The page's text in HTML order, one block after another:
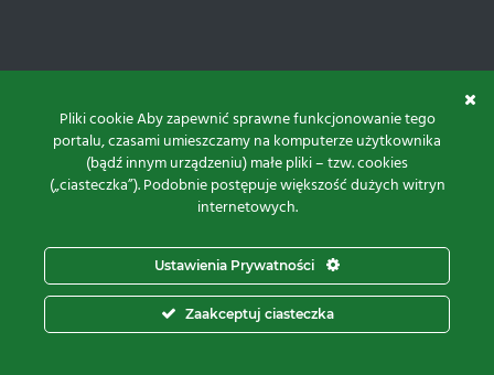
Projekt i realizacja:
© 2026 Proxima Electronics
Pliki cookie Aby zapewnić sprawne funkcjonowanie tego
portalu, czasami umieszczamy na komputerze użytkownika
(bądź innym urządzeniu) małe pliki – tzw. cookies
(„ciasteczka”). Podobnie postępuje większość dużych witryn
internetowych.
Zaakceptuj ciasteczka
Ustawienia Prywatności